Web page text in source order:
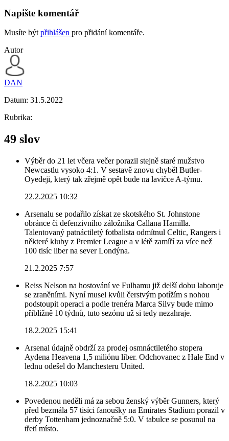
Napište komentář
Musíte být přihlášen pro přidání komentáře.
Autor
DAN
Datum: 31.5.2022
Rubrika:
49 slov
Výběr do 21 let včera večer porazil stejně staré mužstvo
Newcastlu vysoko 4:1. V sestavě znovu chyběl Butler-
Oyedeji, který tak zřejmě opět bude na lavičce A-týmu.
22.2.2025 10:32
Arsenalu se podařilo získat ze skotského St. Johnstone
obránce či defenzivního záložníka Callana Hamilla.
Talentovaný patnáctiletý fotbalista odmítnul Celtic, Rangers i
některé kluby z Premier League a v létě zamíří za více než
100 tisíc liber na sever Londýna.
21.2.2025 7:57
Reiss Nelson na hostování ve Fulhamu již delší dobu laboruje
se zraněními. Nyní musel kvůli čerstvým potížím s nohou
podstoupit operaci a podle trenéra Marca Silvy bude mimo
přibližně 10 týdnů, tuto sezónu už si tedy nezahraje.
18.2.2025 15:41
Arsenal údajně obdrží za prodej osmnáctiletého stopera
Aydena Heavena 1,5 miliónu liber. Odchovanec z Hale End v
lednu odešel do Manchesteru United.
18.2.2025 10:03
Povedenou neděli má za sebou ženský výběr Gunners, který
před bezmála 57 tisíci fanoušky na Emirates Stadium porazil v
derby Tottenham jednoznačně 5:0. V tabulce se posunul na
třetí místo.